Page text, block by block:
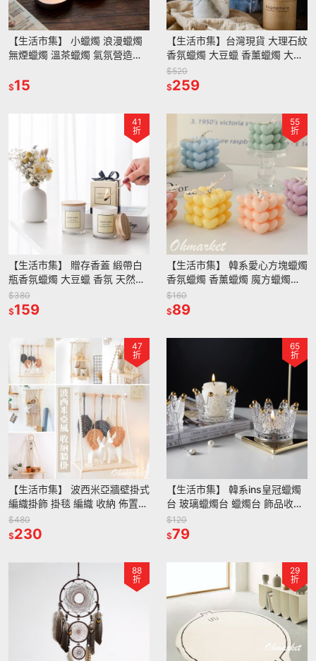
【生活市集】 小蠟燭 浪漫蠟燭
無煙蠟燭 溫茶蠟燭 氣氛營造道
火漆蠟火漆白蠟
$15
【生活市集】台灣現貨 大理石紋
香氛蠟燭 大豆蠟 香薰蠟燭 大豆
蠟燭 蠟燭 大理石蠟燭 香薰香氛
擴香精油蠟燭交換禮物
$520
$259
41
折
【生活市集】 贈存香蓋 緞帶白
瓶香氛蠟燭 大豆蠟 香氛 天然精
油 香薰蠟燭 香氛蠟燭蠟燭存香
蓋擴香交換禮物
$380
$159
55
折
【生活市集】 韓系愛心方塊蠟燭
香氛蠟燭 香薰蠟燭 魔方蠟燭方
塊蠟燭奶酪火山蠟燭拍照佈置造
型蠟燭交換禮物
$160
$89
47
折
【生活市集】 波西米亞牆壁掛式
編織掛飾 掛毯 編織 收納 佈置
露營 北歐補夢網 波希米亞北歐
壁掛 牆壁裝飾
$480
$230
65
折
【生活市集】 韓系ins皇冠蠟燭
台 玻璃蠟燭台 蠟燭台 飾品收納
蠟燭 小物收納 桌面收納 拍照佈
置 禮物
$120
$79
88
折
29
折